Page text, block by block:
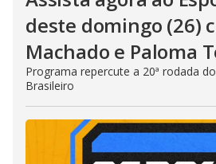
deste domingo (26)
Machado e Paloma
Programa repercute a 20ª rodada
Brasileiro